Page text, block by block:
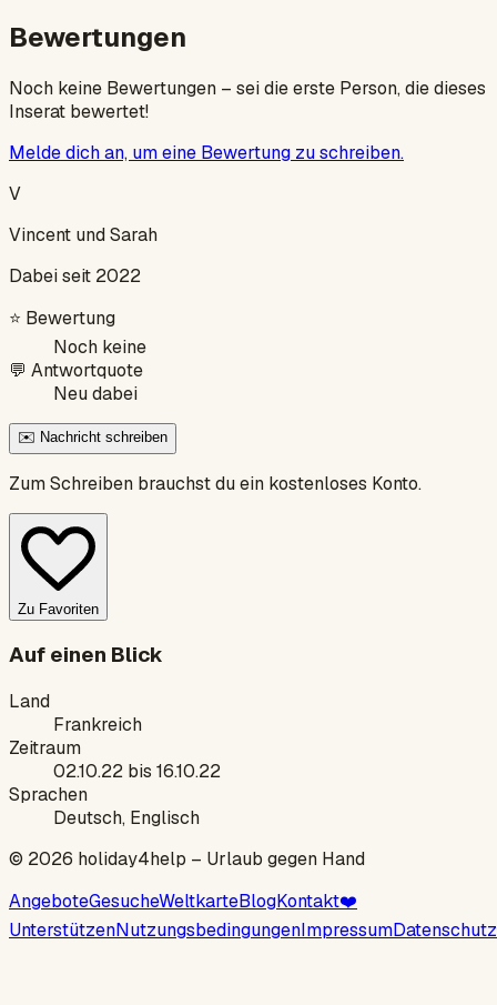
Bewertungen
Noch keine Bewertungen – sei die erste Person, die dieses
Inserat bewertet!
Melde dich an, um eine Bewertung zu schreiben.
V
Vincent und Sarah
Dabei seit 2022
⭐ Bewertung
Noch keine
💬 Antwortquote
Neu dabei
✉️ Nachricht schreiben
Zum Schreiben brauchst du ein kostenloses Konto.
Zu Favoriten
Auf einen Blick
Land
Frankreich
Zeitraum
02.10.22 bis 16.10.22
Sprachen
Deutsch, Englisch
© 2026 holiday4help – Urlaub gegen Hand
AngeboteGesucheWeltkarteBlogKontakt❤️
UnterstützenNutzungsbedingungenImpressumDatenschutz